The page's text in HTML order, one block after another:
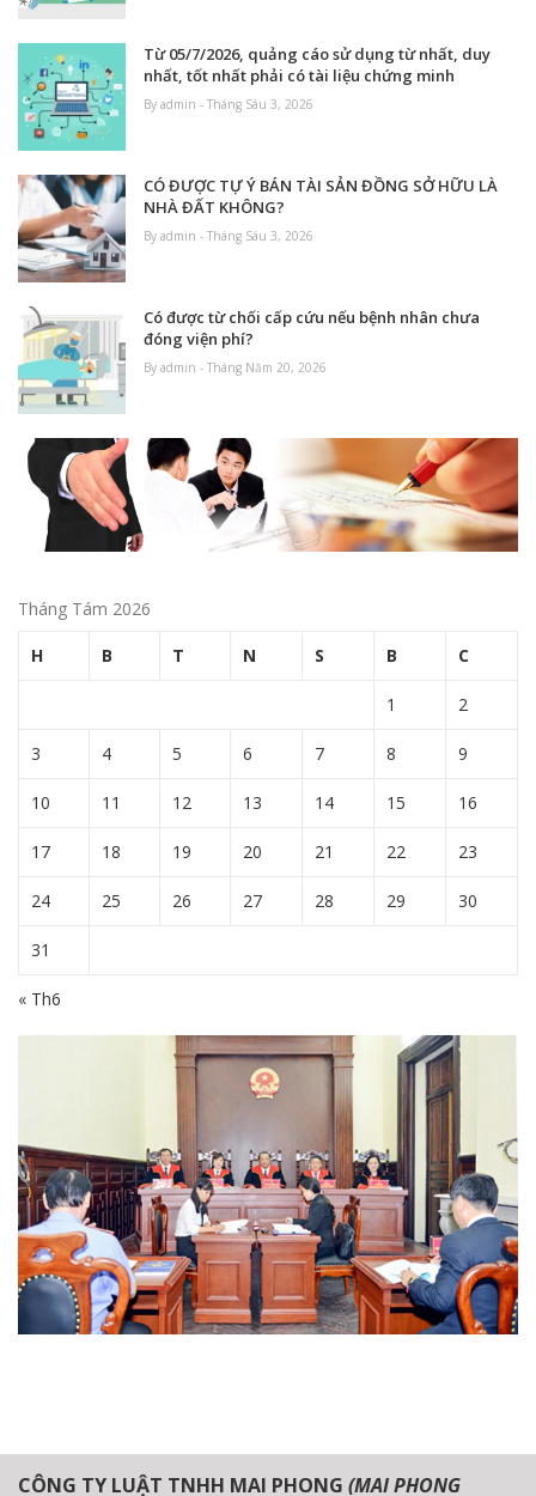
Từ 05/7/2026, quảng cáo sử dụng từ nhất, duy
nhất, tốt nhất phải có tài liệu chứng minh
By admin - Tháng Sáu 3, 2026
CÓ ĐƯỢC TỰ Ý BÁN TÀI SẢN ĐỒNG SỞ HỮU LÀ
NHÀ ĐẤT KHÔNG?
By admin - Tháng Sáu 3, 2026
Có được từ chối cấp cứu nếu bệnh nhân chưa
đóng viện phí?
By admin - Tháng Năm 20, 2026
Tháng Tám 2026
H B T N S B C
1 2
3 4 5 6 7 8 9
10 11 12 13 14 15 16
17 18 19 20 21 22 23
24 25 26 27 28 29 30
31
« Th6
CÔNG TY LUẬT TNHH MAI PHONG (MAI PHONG